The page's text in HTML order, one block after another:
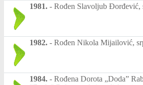
1981. - Rođen Slavoljub Đorđević,
1982. - Rođen Nikola Mijailović,
1984. - Rođena Dorota „Doda”